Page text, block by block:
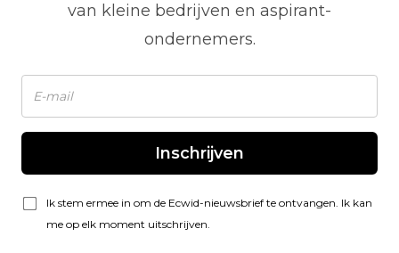
van kleine bedrijven en aspirant-
ondernemers.
Inschrijven
Ik stem ermee in om de Ecwid-nieuwsbrief te ontvangen. Ik kan
me op elk moment uitschrijven.